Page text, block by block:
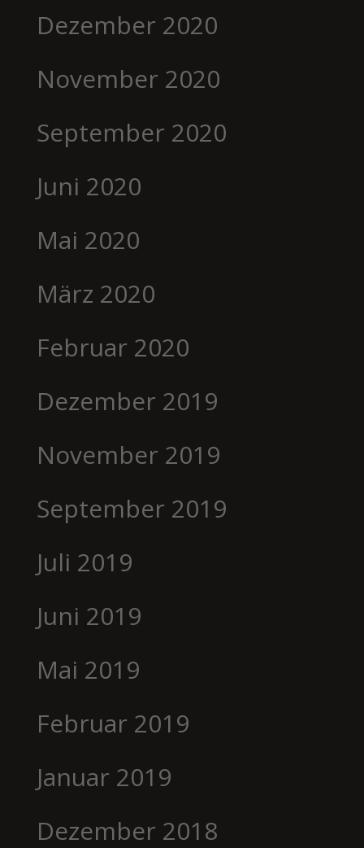
Dezember 2020
November 2020
September 2020
Juni 2020
Mai 2020
März 2020
Februar 2020
Dezember 2019
November 2019
September 2019
Juli 2019
Juni 2019
Mai 2019
Februar 2019
Januar 2019
Dezember 2018